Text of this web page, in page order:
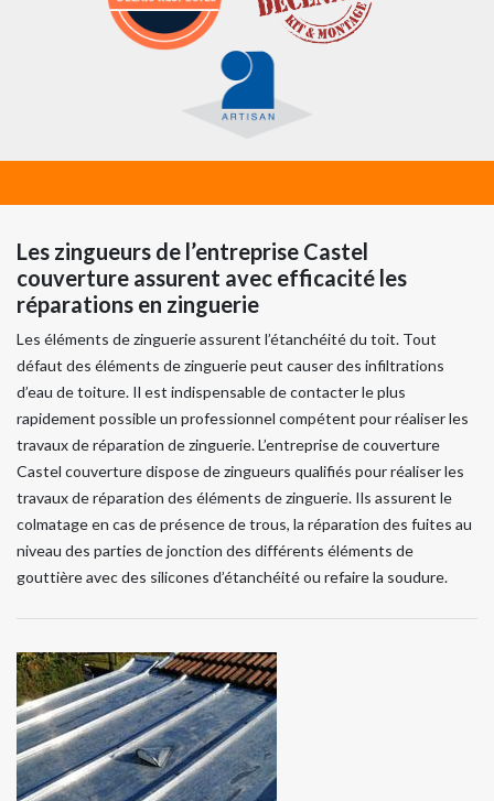
Les zingueurs de l’entreprise Castel
couverture assurent avec efficacité les
réparations en zinguerie
Les éléments de zinguerie assurent l’étanchéité du toit. Tout
défaut des éléments de zinguerie peut causer des infiltrations
d’eau de toiture. Il est indispensable de contacter le plus
rapidement possible un professionnel compétent pour réaliser les
travaux de réparation de zinguerie. L’entreprise de couverture
Castel couverture dispose de zingueurs qualifiés pour réaliser les
travaux de réparation des éléments de zinguerie. Ils assurent le
colmatage en cas de présence de trous, la réparation des fuites au
niveau des parties de jonction des différents éléments de
gouttière avec des silicones d’étanchéité ou refaire la soudure.